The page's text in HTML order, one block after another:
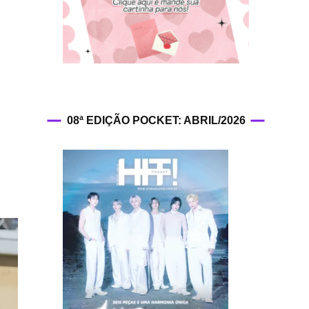
HIT!Fashion
HIT!Filmes
HIT!Hop
HIT!Leituras
HIT!Diary
HIT!Lyrics
HIT!Politics
08ª EDIÇÃO POCKET: ABRIL/2026